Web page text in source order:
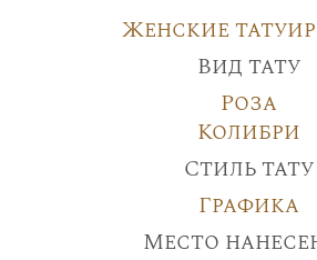
Женские
Вид тату
Роза
Колибри
Стиль тату
Графика
Место